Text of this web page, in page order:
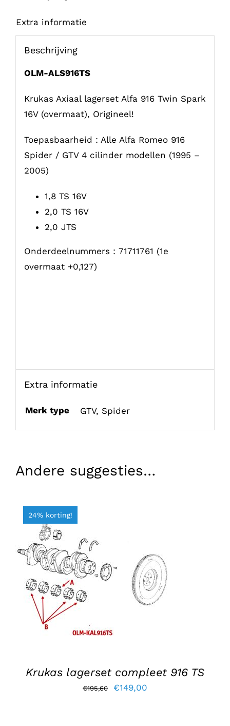
Extra informatie
Beschrijving
OLM-ALS916TS
Krukas Axiaal lagerset Alfa 916 Twin Spark
16V (overmaat), Origineel!
Toepasbaarheid : Alle Alfa Romeo 916
Spider / GTV 4 cilinder modellen (1995 –
2005)
1,8 TS 16V
2,0 TS 16V
2,0 JTS
Onderdeelnummers : 71711761 (1e
overmaat +0,127)
Extra informatie
Merk type GTV, Spider
Andere suggesties…
24% korting!
TOEVOEGEN AAN WINKELWAGEN
/
DETAILS
Krukas lagerset compleet 916 TS
€195,60
Oorspronkelijke
€149,00